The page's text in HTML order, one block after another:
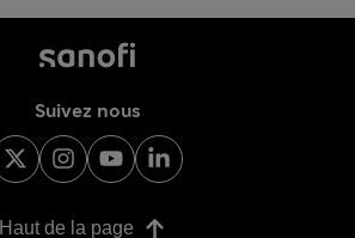
Suivez nous
Haut de la page